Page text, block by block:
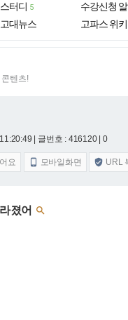
스터디 5
고대뉴스
수강신청
고파스 위키
텐츠!
| 글번호 : 416120 | 0
요  모바일화면  URL
졌어 